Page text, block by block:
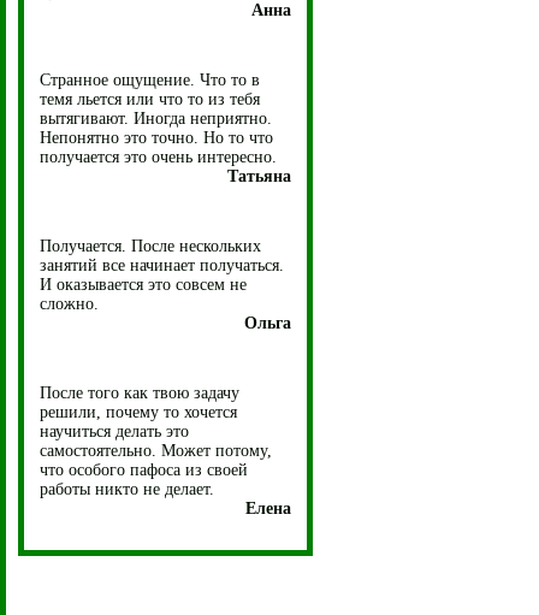
Анна
Странное ощущение. Что то в
темя льется или что то из тебя
вытягивают. Иногда неприятно.
Непонятно это точно. Но то что
получается это очень интересно.
Татьяна
Получается. После нескольких
занятий все начинает получаться.
И оказывается это совсем не
сложно.
Ольга
После того как твою задачу
решили, почему то хочется
научиться делать это
самостоятельно. Может потому,
что особого пафоса из своей
работы никто не делает.
Елена